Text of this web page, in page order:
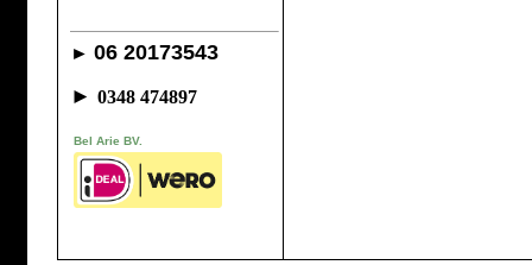
► 06 20173543
► 0348 474897
Bel Arie BV.